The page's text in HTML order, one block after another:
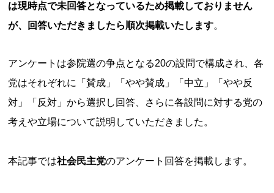
は現時点で未回答となっているため掲載しておりません
が、回答いただきましたら順次掲載いたします。
アンケートは参院選の争点となる20の設問で構成され、各
党はそれぞれに「賛成」「やや賛成」「中立」「やや反
対」「反対」から選択し回答、さらに各設問に対する党の
考えや立場について説明していただきました。
本記事では社会民主党のアンケート回答を掲載します。